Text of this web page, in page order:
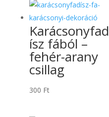
Karácsonyfad
ísz fából –
fehér-arany
csillag
300 Ft